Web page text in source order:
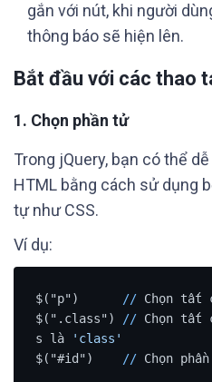
gắn với nút, khi người
thông báo sẽ hiện lên.
Bắt đầu với các thao
1. Chọn phần tử
Trong jQuery, bạn có thể
HTML bằng cách sử dụng
tự như CSS.
Ví dụ:
$("p") // Chọn tất
$(".class")
// Chọn tất
s là
'class'
$("#id")
// Chọn